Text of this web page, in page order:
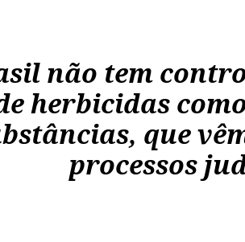
não tem
herbicidas
que
processos